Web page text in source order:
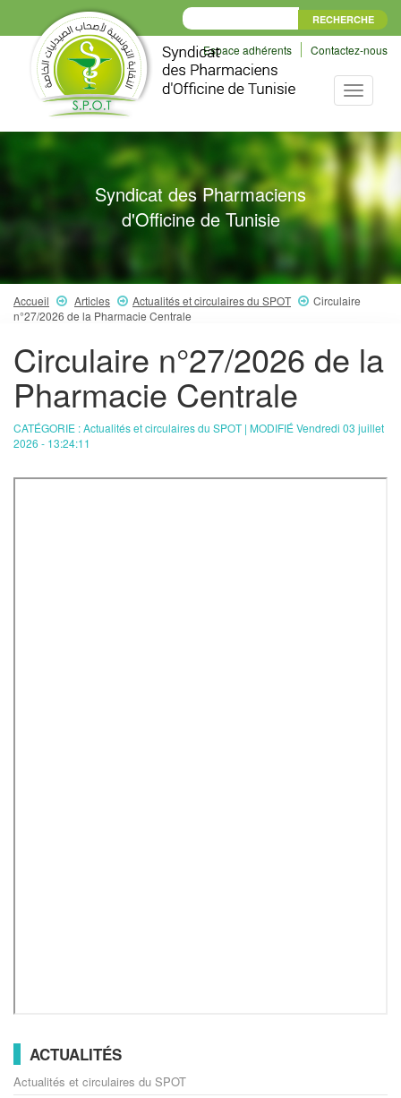
Espace adhérents Contactez-nous
Toggle
Syndicat des Pharmaciens
d'Officine de Tunisie
Accueil Articles Actualités et circulaires du SPOT
Circulaire
n°27/2026 de la Pharmacie Centrale
Circulaire n°27/2026 de la
Pharmacie Centrale
CATÉGORIE : Actualités et circulaires du SPOT | MODIFIÉ Vendredi 03 juillet
2026 - 13:24:11
ACTUALITÉS
Actualités et circulaires du SPOT